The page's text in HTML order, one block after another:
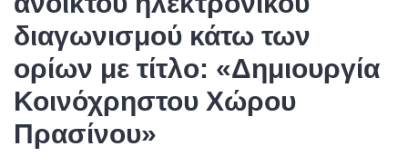
διαγωνισμού κάτω των
ορίων με τίτλο: «Δημιουργία
Κοινόχρηστου Χώρου
Πρασίνου»